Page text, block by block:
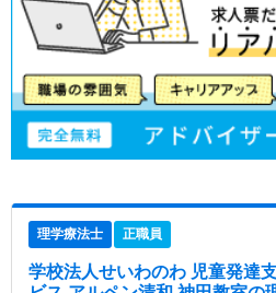
理学療法士 正職員
学校法人せいわのわ 児童発達